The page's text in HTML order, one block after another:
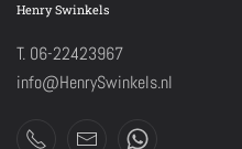
Henry Swinkels
T. 06-22423967
info@HenrySwinkels.nl